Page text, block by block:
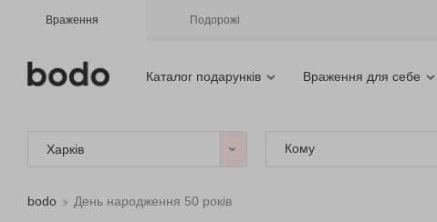
Враження Подорожі
Каталог подарунків Враження для себе
Харків Кому
bodo День народження 50 років